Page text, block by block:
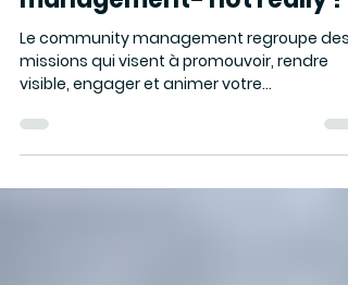
Mort du community
management- not really !
missions qui visent à promouvoir, rendre
visible, engager et animer votre